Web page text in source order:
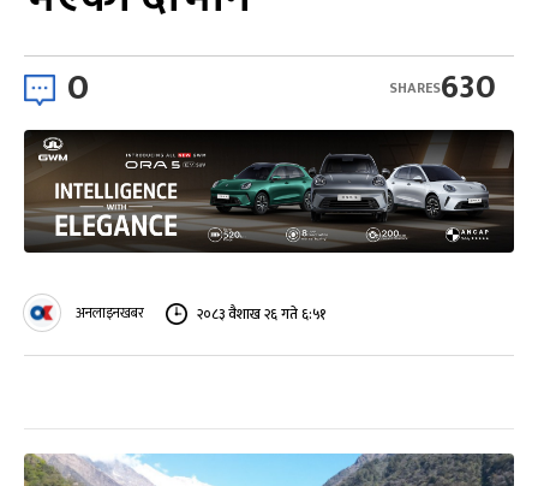
0 630
SHARES
अनलाइनखबर २०८३ वैशाख २६ गते ६:५१